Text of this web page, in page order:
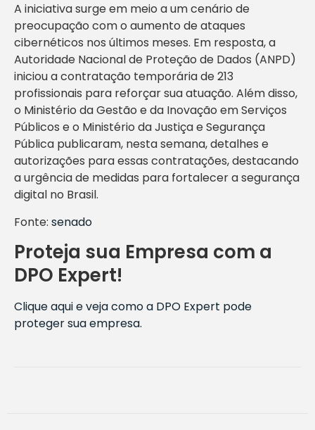
A iniciativa surge em meio a um cenário de
preocupação com o aumento de ataques
cibernéticos nos últimos meses. Em resposta, a
Autoridade Nacional de Proteção de Dados (ANPD)
iniciou a contratação temporária de 213
profissionais para reforçar sua atuação. Além disso,
o Ministério da Gestão e da Inovação em Serviços
Públicos e o Ministério da Justiça e Segurança
Pública publicaram, nesta semana, detalhes e
autorizações para essas contratações, destacando
a urgência de medidas para fortalecer a segurança
digital no Brasil.
Fonte: senado
Proteja sua Empresa com a
DPO Expert!
Clique aqui e veja como a DPO Expert pode
proteger sua empresa.